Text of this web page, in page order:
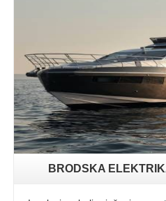
BRODSKA